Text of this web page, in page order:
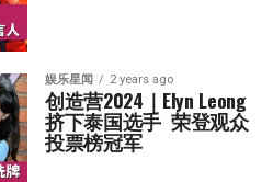
娱乐星闻 2 years ago
创造营2024｜Elyn Leong
挤下泰国选手  荣登观众
投票榜冠军